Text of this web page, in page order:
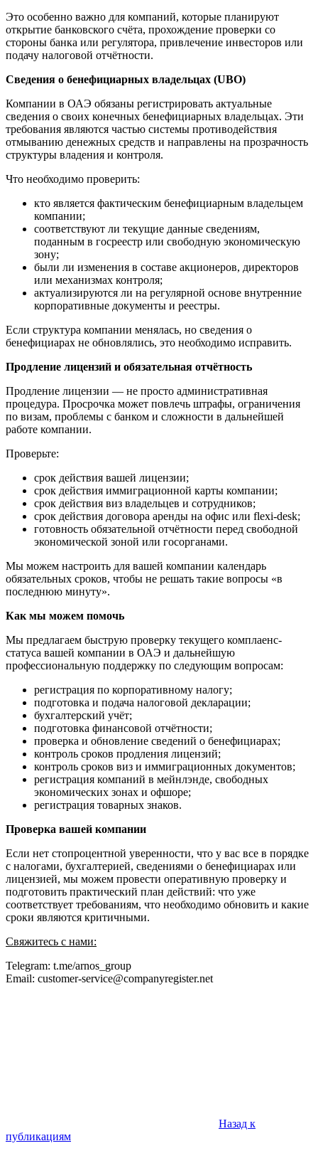
Это особенно важно для компаний, которые планируют
открытие банковского счёта, прохождение проверки со
стороны банка или регулятора, привлечение инвесторов или
подачу налоговой отчётности.
Сведения о бенефициарных владельцах (UBO)
Компании в ОАЭ обязаны регистрировать актуальные
сведения о своих конечных бенефициарных владельцах. Эти
требования являются частью системы противодействия
отмыванию денежных средств и направлены на прозрачность
структуры владения и контроля.
Что необходимо проверить:
кто является фактическим бенефициарным владельцем
компании;
соответствуют ли текущие данные сведениям,
поданным в госреестр или свободную экономическую
зону;
были ли изменения в составе акционеров, директоров
или механизмах контроля;
актуализируются ли на регулярной основе внутренние
корпоративные документы и реестры.
Если структура компании менялась, но сведения о
бенефициарах не обновлялись, это необходимо исправить.
Продление лицензий и обязательная отчётность
Продление лицензии — не просто административная
процедура. Просрочка может повлечь штрафы, ограничения
по визам, проблемы с банком и сложности в дальнейшей
работе компании.
Проверьте:
срок действия вашей лицензии;
срок действия иммиграционной карты компании;
срок действия виз владельцев и сотрудников;
срок действия договора аренды на офис или flexi-desk;
готовность обязательной отчётности перед свободной
экономической зоной или госорганами.
Мы можем настроить для вашей компании календарь
обязательных сроков, чтобы не решать такие вопросы «в
последнюю минуту».
Как мы можем помочь
Мы предлагаем быструю проверку текущего комплаенс-
статуса вашей компании в ОАЭ и дальнейшую
профессиональную поддержку по следующим вопросам:
регистрация по корпоративному налогу;
подготовка и подача налоговой декларации;
бухгалтерский учёт;
подготовка финансовой отчётности;
проверка и обновление сведений о бенефициарах;
контроль сроков продления лицензий;
контроль сроков виз и иммиграционных документов;
регистрация компаний в мейнлэнде, свободных
экономических зонах и офшоре;
регистрация товарных знаков.
Проверка вашей компании
Если нет стопроцентной уверенности, что у вас все в порядке
с налогами, бухгалтерией, сведениями о бенефициарах или
лицензией, мы можем провести оперативную проверку и
подготовить практический план действий: что уже
соответствует требованиям, что необходимо обновить и какие
сроки являются критичными.
Свяжитесь с нами:
Telegram: t.me/arnos_group
Email: customer-service@companyregister.net
Назад к
публикациям